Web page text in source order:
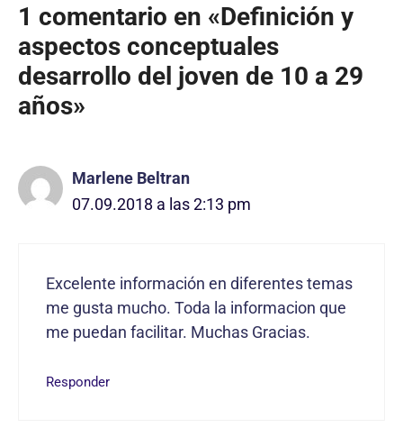
1 comentario en «Definición y
aspectos conceptuales
desarrollo del joven de 10 a 29
años»
Marlene Beltran
07.09.2018 a las 2:13 pm
Excelente información en diferentes temas
me gusta mucho. Toda la informacion que
me puedan facilitar. Muchas Gracias.
Responder